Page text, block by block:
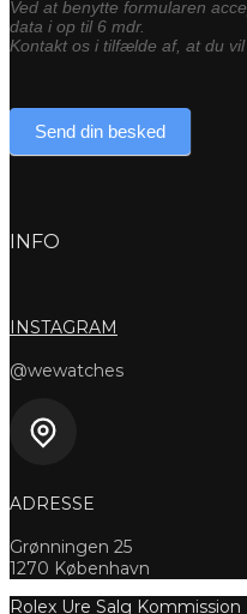
Ved at benytte formularen
data i op til 6 mdr.
Kontakt os i tilfælde af, at du
Send din besked
INFO
INSTAGRAM
@wewatches
ADRESSE
Grønningen 25
1270 København
Rolex Ure Salg Kommission